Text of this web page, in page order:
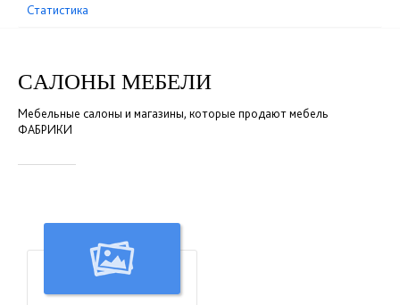
Статистика
CАЛОНЫ МЕБЕЛИ
Мебельные салоны и магазины, которые продают мебель
ФАБРИКИ